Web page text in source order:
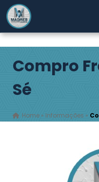
Compro
Sé
Home » Informações »